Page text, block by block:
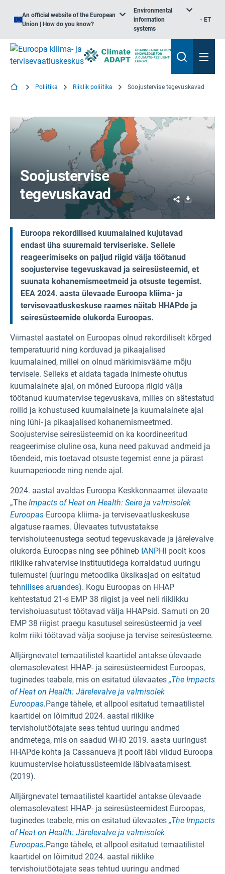
An official website of the European
Union | How do you know?
Environmental
information
systems
ET
Poliitika Riiklik poliitika Soojustervise tegevuskavad
Soojustervise
tegevuskavad
Share
Euroopa rekordilised kuumalained kujutavad
endast üha suuremaid terviseriske. Sellele
reageerimiseks on paljud riigid välja töötanud
soojustervise tegevuskavad ja seiresüsteemid, et
suunata kohanemismeetmeid ja otsuste tegemist.
EEA 2024. aasta ülevaade Euroopa kliima- ja
tervisevaatluskeskuse raames näitab HHAPde ja
seiresüsteemide olukorda Euroopas.
Viimastel aastatel on Euroopas olnud rekordiliselt kõrged
temperatuurid ning korduvad ja pikaajalised
kuumalained, millel on olnud märkimisväärne mõju
tervisele. Selleks et aidata tagada inimeste ohutus
kuumalainete ajal, on mõned Euroopa riigid välja
töötanud kuumatervise tegevuskava, milles on sätestatud
rollid ja kohustused kuumalainete ja kuumalainete ajal
ning lühi- ja pikaajalised kohanemismeetmed.
Soojustervise seiresüsteemid on ka koordineeritud
reageerimise oluline osa, kuna need pakuvad andmeid ja
tõendeid, mis toetavad otsuste tegemist enne ja pärast
kuumaperioode ning nende ajal.
2024. aastal avaldas Euroopa Keskkonnaamet ülevaate
„The Impacts of Heat on Health: Seire ja valmisolek
Euroopas Euroopa kliima- ja tervisevaatluskeskuse
algatuse raames. Ülevaates tutvustatakse
tervishoiuteenustega seotud tegevuskavade ja järelevalve
olukorda Euroopas ning see põhineb IANPHI poolt koos
riiklike rahvatervise instituutidega korraldatud uuringu
tulemustel (uuringu metoodika üksikasjad on esitatud
tehnilises aruandes). Kogu Euroopas on HHAP
kehtestatud 21-s EMP 38 riigist ja veel neli riiklikku
tervishoiuasutust töötavad välja HHAPsid. Samuti on 20
EMP 38 riigist praegu kasutusel seiresüsteemid ja veel
kolm riiki töötavad välja soojuse ja tervise seiresüsteeme.
Alljärgnevatel temaatilistel kaartidel antakse ülevaade
olemasolevatest HHAP- ja seiresüsteemidest Euroopas,
tuginedes teabele, mis on esitatud ülevaates „The Impacts
of Heat on Health: Järelevalve ja valmisolek
Euroopas.Pange tähele, et allpool esitatud temaatilistel
kaartidel on lõimitud 2024. aastal riiklike
tervishoiutöötajate seas tehtud uuringu andmed
andmetega, mis on saadud WHO 2019. aasta uuringust
HHAPde kohta ja Cassanueva jt poolt läbi viidud Euroopa
kuumustervise hoiatussüsteemide läbivaatamisest.
(2019).
Alljärgnevatel temaatilistel kaartidel antakse ülevaade
olemasolevatest HHAP- ja seiresüsteemidest Euroopas,
tuginedes teabele, mis on esitatud ülevaates „The Impacts
of Heat on Health: Järelevalve ja valmisolek
Euroopas.Pange tähele, et allpool esitatud temaatilistel
kaartidel on lõimitud 2024. aastal riiklike
tervishoiutöötajate seas tehtud uuringu andmed